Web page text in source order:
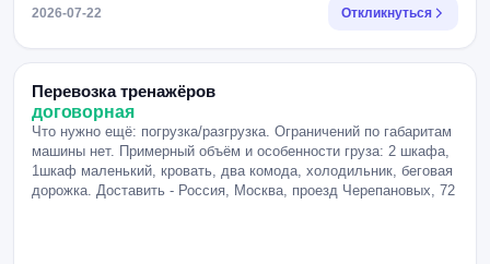
2026-07-22 Откликнуться
Перевозка тренажёров
договорная
Что нужно ещё: погрузка/разгрузка. Ограничений по габаритам
машины нет. Примерный объём и особенности груза: 2 шкафа,
1шкаф маленький, кровать, два комода, холодильник, беговая
дорожка. Доставить - Россия, Москва, проезд Черепановых, 72